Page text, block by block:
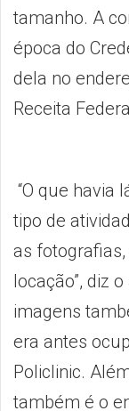
tamanho. A
época do
dela no
Receita
“O que havia
tipo de
as
locação”, diz
imagens
era antes
Policlinic.
também é o